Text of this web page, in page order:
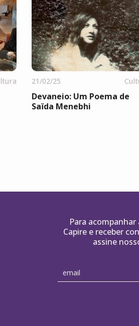
21/02/25
Devaneio: Um Poema de
Saïda Menebhi
Para
Capire e receber
assine